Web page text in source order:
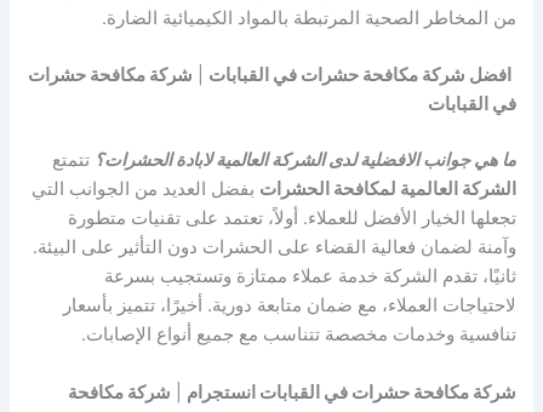
من المخاطر الصحية المرتبطة بالمواد الكيميائية الضارة.
افضل شركة مكافحة حشرات في القبابات
شركة مكافحة حشرات
في القبابات
ما هي جوانب الافضلية لدى الشركة العالمية لابادة الحشرات؟ تتمتع
الشركة العالمية لمكافحة الحشرات بفضل العديد من الجوانب التي
تجعلها الخيار الأفضل للعملاء. أولاً، تعتمد على تقنيات متطورة
وآمنة لضمان فعالية القضاء على الحشرات دون التأثير على البيئة.
ثانيًا، تقدم الشركة خدمة عملاء ممتازة وتستجيب بسرعة
لاحتياجات العملاء، مع ضمان متابعة دورية. أخيرًا، تتميز بأسعار
تنافسية وخدمات مخصصة تتناسب مع جميع أنواع الإصابات.
شركة مكافحة حشرات في القبابات انستجرام
شركة مكافحة